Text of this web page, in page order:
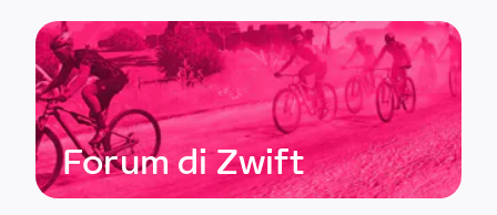
Forum di Zwift